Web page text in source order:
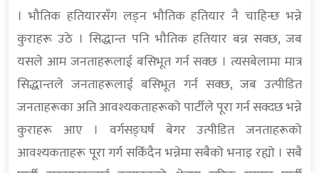
। भौतिक हतियारसँग लड्न भौतिक हतियार नै चाहिन्छ भन्ने
कुराहरू उठे । सिद्धान्त पनि भौतिक हतियार बन्न सक्छ, जब
यसले आम जनताहरूलाई बसिभूत गर्न सक्छ । त्यसबेलामा मात्र
सिद्धान्तले जनताहरूलाई बसिभूत गर्न सक्छ, जब उत्पीडित
जनताहरूका अति आवश्यकताहरूको पार्टीले पूरा गर्न सक्दछ भन्ने
कुराहरू आए । वर्गसङ्घर्ष बेगर उत्पीडित जनताहरूको
आवश्यकताहरू पूरा गर्ग सकिँदैन भन्नेमा सबैको भनाइ रह्यो । सबै